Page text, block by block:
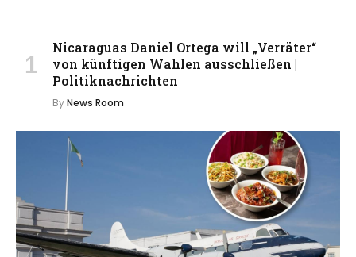
Nicaraguas Daniel Ortega will „Verräter“
von künftigen Wahlen ausschließen |
Politiknachrichten
ByNews Room